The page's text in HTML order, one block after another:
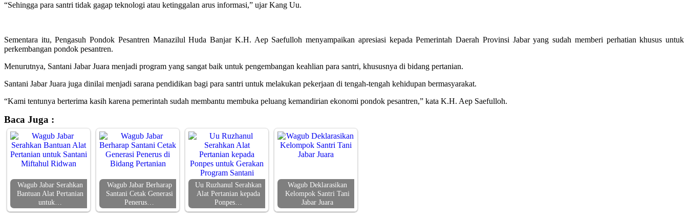
“Sehingga para santri tidak gagap teknologi atau ketinggalan arus informasi,” ujar Kang Uu.
Sementara itu, Pengasuh Pondok Pesantren Manazilul Huda Banjar K.H. Aep Saefulloh menyampaikan apresiasi kepada Pemerintah Daerah Provinsi Jabar yang sudah memberi perhatian khusus untuk
perkembangan pondok pesantren.
Menurutnya, Santani Jabar Juara menjadi program yang sangat baik untuk pengembangan keahlian para santri, khususnya di bidang pertanian.
Santani Jabar Juara juga dinilai menjadi sarana pendidikan bagi para santri untuk melakukan pekerjaan di tengah-tengah kehidupan bermasyarakat.
“Kami tentunya berterima kasih karena pemerintah sudah membantu membuka peluang kemandirian ekonomi pondok pesantren,” kata K.H. Aep Saefulloh.
Baca Juga :
Wagub Jabar Serahkan
Bantuan Alat Pertanian
untuk…
Wagub Jabar Berharap
Santani Cetak Generasi
Penerus…
Uu Ruzhanul Serahkan
Alat Pertanian kepada
Ponpes…
Wagub Deklarasikan
Kelompok Santri Tani
Jabar Juara